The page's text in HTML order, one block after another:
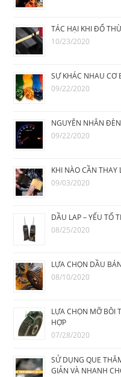
TÁC HẠI KHI ĐỔ
10/23/2020
SỰ KHÁC NHAU CƠ
09/22/2020
NGUYÊN NHÂN
09/22/2020
KHI NÀO CẦN THAY
09/03/2020
DẦU LAP – YẾU TỐ
08/25/2020
LỰA CHỌN DẦU
08/10/2020
LỰA CHỌN MỠ BÔI
HỢP
07/28/2020
SỬ DỤNG QUE
GIẢN VÀ NHANH